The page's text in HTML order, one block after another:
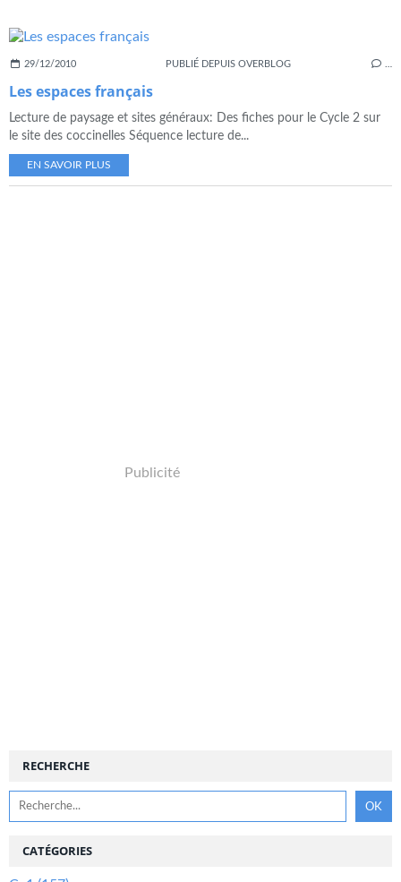
29/12/2010 PUBLIÉ DEPUIS OVERBLOG
Les espaces français
Lecture de paysage et sites généraux: Des fiches pour le Cycle 2 sur
le site des coccinelles Séquence lecture de...
EN SAVOIR PLUS
Publicité
RECHERCHE
CATÉGORIES